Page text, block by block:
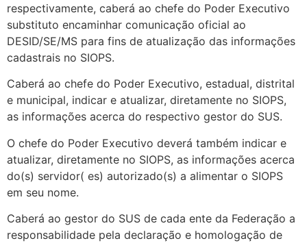
respectivamente, caberá ao chefe do Poder Executivo
substituto encaminhar comunicação oficial ao
DESID/SE/MS para fins de atualização das informações
cadastrais no SIOPS.
Caberá ao chefe do Poder Executivo, estadual, distrital
e municipal, indicar e atualizar, diretamente no SIOPS,
as informações acerca do respectivo gestor do SUS.
O chefe do Poder Executivo deverá também indicar e
atualizar, diretamente no SIOPS, as informações acerca
do(s) servidor( es) autorizado(s) a alimentar o SIOPS
em seu nome.
Caberá ao gestor do SUS de cada ente da Federação a
responsabilidade pela declaração e homologação de